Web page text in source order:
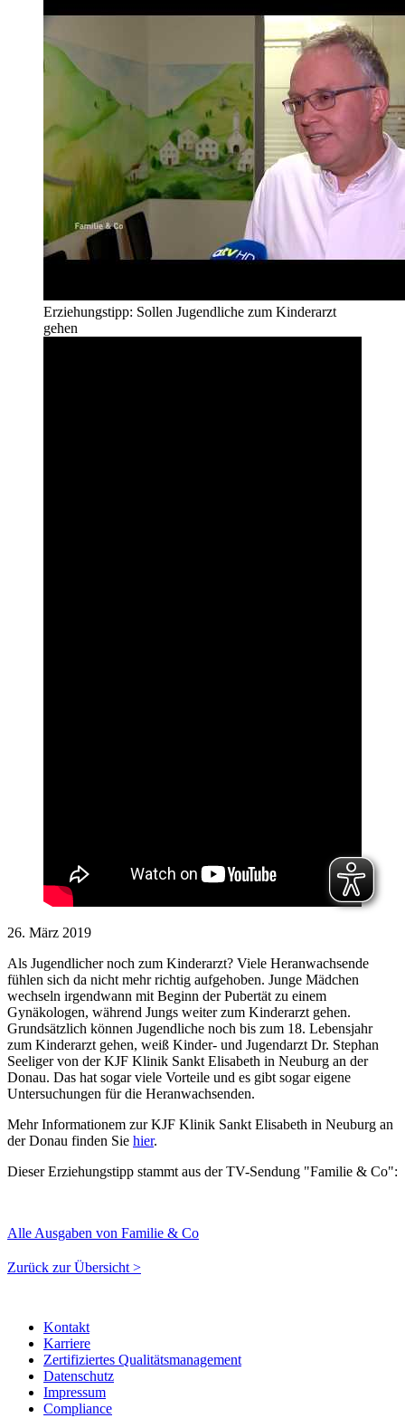
Erziehungstipp: Sollen Jugendliche zum Kinderarzt
gehen
26. März 2019
Als Jugendlicher noch zum Kinderarzt? Viele Heranwachsende
fühlen sich da nicht mehr richtig aufgehoben. Junge Mädchen
wechseln irgendwann mit Beginn der Pubertät zu einem
Gynäkologen, während Jungs weiter zum Kinderarzt gehen.
Grundsätzlich können Jugendliche noch bis zum 18. Lebensjahr
zum Kinderarzt gehen, weiß Kinder- und Jugendarzt Dr. Stephan
Seeliger von der KJF Klinik Sankt Elisabeth in Neuburg an der
Donau. Das hat sogar viele Vorteile und es gibt sogar eigene
Untersuchungen für die Heranwachsenden.
Mehr Informationem zur KJF Klinik Sankt Elisabeth in Neuburg an
der Donau finden Sie hier.
Dieser Erziehungstipp stammt aus der TV-Sendung "Familie & Co":
Alle Ausgaben von Familie & Co
Zurück zur Übersicht >
Kontakt
Karriere
Zertifiziertes Qualitätsmanagement
Datenschutz
Impressum
Compliance